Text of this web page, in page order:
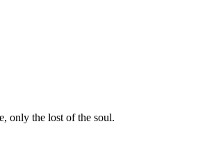
only the lost of the soul.